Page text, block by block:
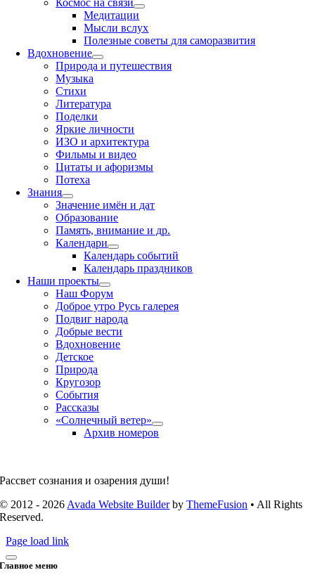
Космос на связи
Медитации
Мысли вслух
Полезные советы для саморазвития
Вдохновение
Природа и путешествия
Музыка
Стихи
Литература
Поделки
Яркие личности
ИЗО и архитектура
Фильмы и видео
Цитаты и афоризмы
Потеха
Знания
Значение имён и дат
Образование
Память, внимание и др.
Календари
Календарь событий
Календарь праздников
Наши проекты
Наш Форум
Доброе утро Русь галерея
Подвиг народа
Добрые вести
Вдохновение
Детское
Природа
Кругозор
События
Рассказы
«Солнечный ветер»
Архив номеров
Рассвет сознания и озарения души!
© 2012 - 2026 Avada Website BuilderbyThemeFusion • All Rights
Reserved.
Page load link
Главное меню